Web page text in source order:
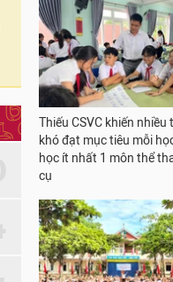
Thiếu CSVC khiến
khó đạt mục tiêu mỗi
học ít nhất 1 môn thể
cụ